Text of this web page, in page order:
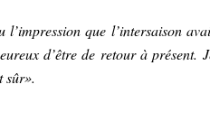
l’impression que l’intersaison
d’être de retour à présent.
sûr».